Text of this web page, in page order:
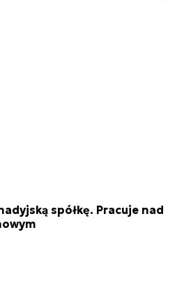
spółkę. Pracuje nad